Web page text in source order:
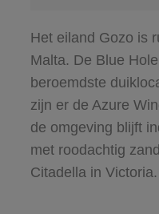
Het eiland Gozo is
Malta. De Blue
beroemdste
zijn er de Azure
de omgeving blijft
met roodachtig
Citadella in Victoria.